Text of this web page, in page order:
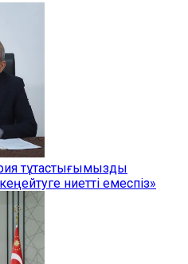
тұтастығымызды
ниетті емеспіз»